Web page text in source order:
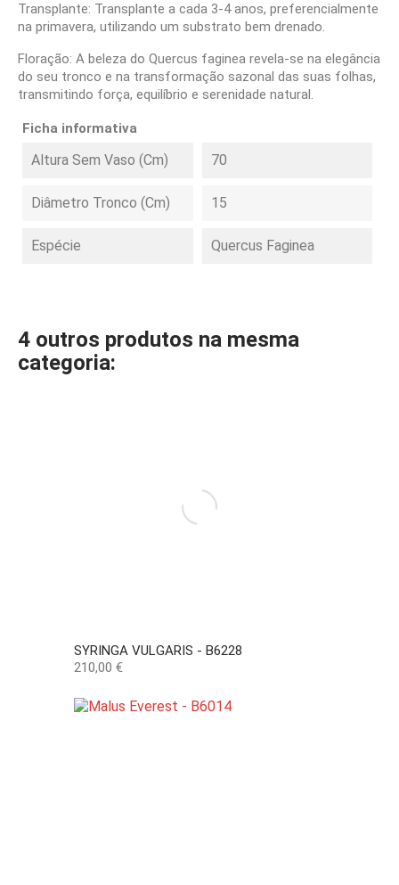
Transplante: Transplante a cada 3-4 anos, preferencialmente
na primavera, utilizando um substrato bem drenado.
Floração: A beleza do Quercus faginea revela-se na elegância
do seu tronco e na transformação sazonal das suas folhas,
transmitindo força, equilíbrio e serenidade natural.
Ficha informativa
Altura Sem Vaso (cm) 70
Diâmetro Tronco (cm) 15
Espécie Quercus Faginea
4 outros produtos na mesma
categoria:
SYRINGA VULGARIS - B6228
Preço
210,00 €